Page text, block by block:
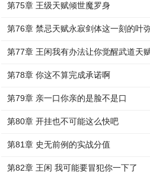
第75章 王级天赋倾世魔罗身
第76章 禁忌天赋永寂剑体这一刻的叶
第77章 王闲我有办法让你觉醒武道天
第78章 你这不算完成承诺啊
第79章 亲一口你亲的是脸不是口
第80章 开挂也不可能这么快吧
第81章 史无前例的实战分值
第82章 王闲 我可能要冒犯你一下了